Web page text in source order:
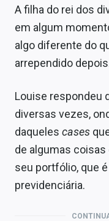
A filha do rei dos
em algum
algo diferente do
arrependido
Louise respondeu
diversas vezes,
daqueles cases
de algumas coisas
seu portfólio, que
previdenciária.